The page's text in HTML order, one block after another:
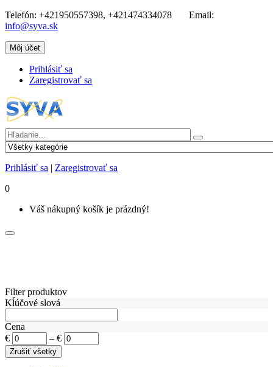
Telefón: +421950557398, +421474334078 Email:
info@syva.sk
Môj účet
Prihlásiť sa
Zaregistrovať sa
Prihlásiť sa | Zaregistrovať sa
0
Váš nákupný košík je prázdný!
Filter produktov
Kĺúčové slová
Cena
€
– €